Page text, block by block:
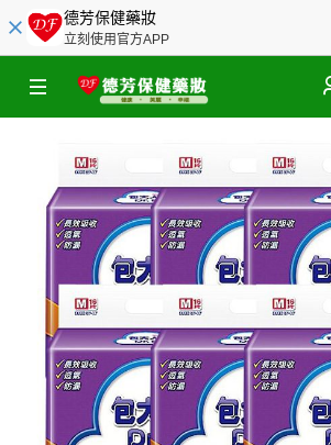
德芳保健藥妝
立刻使用官方APP